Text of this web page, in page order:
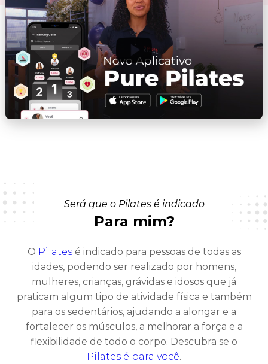
Será que o Pilates é indicado
Para mim?
O Pilatesé indicado para pessoas de todas as
idades, podendo ser realizado por homens,
mulheres, crianças, grávidas e idosos que já
praticam algum tipo de atividade física e também
para os sedentários, ajudando a alongar e a
fortalecer os músculos, a melhorar a força e a
flexibilidade de todo o corpo. Descubra se o
Pilates é para você.